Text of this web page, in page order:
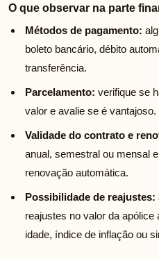
O que observar na parte
Métodos de pagamento:
boleto bancário, débito
transferência.
Parcelamento: verifique se
valor e avalie se é vantajoso.
Validade do contrato e
anual, semestral ou mensal
renovação automática.
Possibilidade de reajustes:
reajustes no valor da apólice
idade, índice de inflação ou